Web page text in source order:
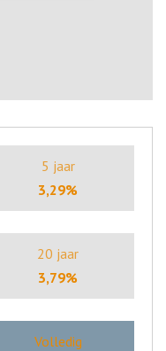
5 jaar
3,29%
20 jaar
3,79%
Volledig